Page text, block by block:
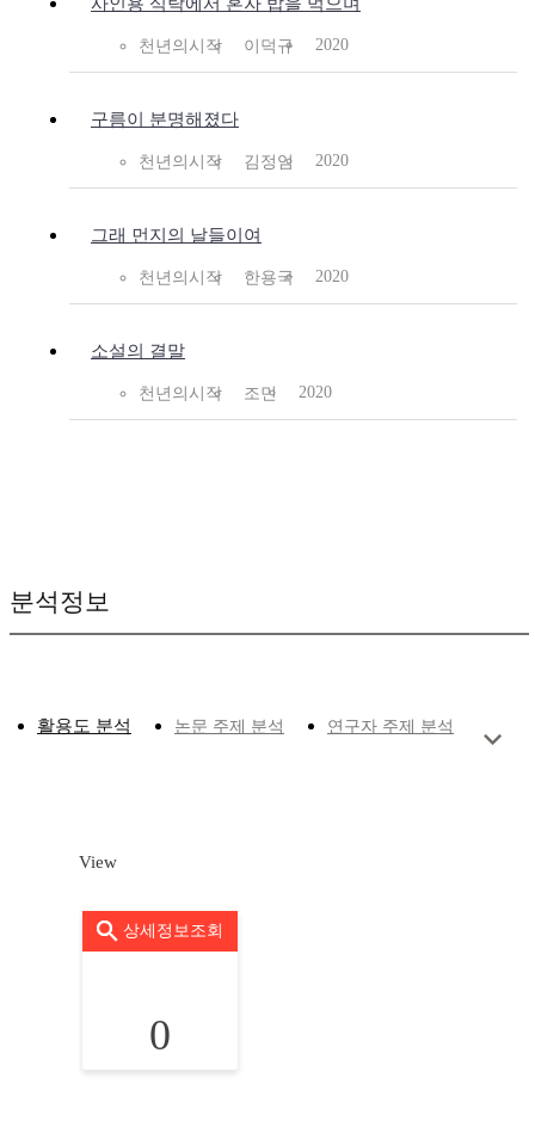
천년의시작 이덕규 2020
구름이 분명해졌다
천년의시작 김정임 2020
그래 먼지의 날들이여
천년의시작 한용국 2020
소설의 결말
천년의시작 조민 2020
분석정보
활용도 분석 논문 주제 분석 연구자 주제 분석
View
상세정보조회
0